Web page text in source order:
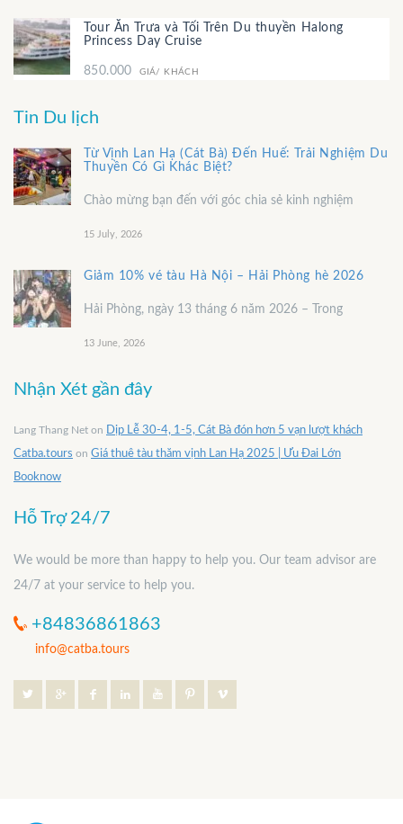
Tour Ăn Trưa và Tối Trên Du thuyền Halong
Princess Day Cruise
850.000 GIÁ/ KHÁCH
Tin Du lịch
Từ Vịnh Lan Hạ (Cát Bà) Đến Huế: Trải Nghiệm Du
Thuyền Có Gì Khác Biệt?
Chào mừng bạn đến với góc chia sẻ kinh nghiệm
15 July, 2026
Giảm 10% vé tàu Hà Nội – Hải Phòng hè 2026
Hải Phòng, ngày 13 tháng 6 năm 2026 – Trong
13 June, 2026
Nhận Xét gần đây
Lang Thang Net on Dịp Lễ 30-4, 1-5, Cát Bà đón hơn 5 vạn lượt khách
Catba.tours on Giá thuê tàu thăm vịnh Lan Hạ 2025 | Ưu Đai Lớn
Booknow
Hỗ Trợ 24/7
We would be more than happy to help you. Our team advisor are
24/7 at your service to help you.
+84836861863
info@catba.tours